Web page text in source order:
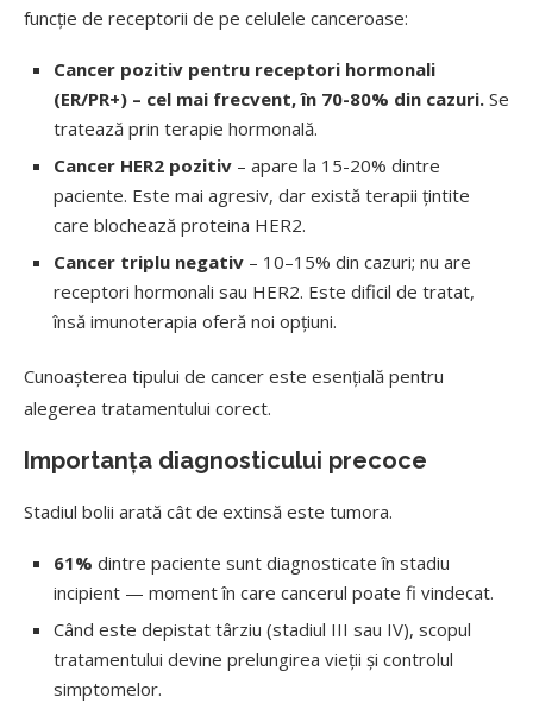
funcție de receptorii de pe celulele canceroase:
Cancer pozitiv pentru receptori hormonali
(ER/PR+) – cel mai frecvent, în 70-80% din cazuri. Se
tratează prin terapie hormonală.
Cancer HER2 pozitiv – apare la 15-20% dintre
paciente. Este mai agresiv, dar există terapii țintite
care blochează proteina HER2.
Cancer triplu negativ – 10–15% din cazuri; nu are
receptori hormonali sau HER2. Este dificil de tratat,
însă imunoterapia oferă noi opțiuni.
Cunoașterea tipului de cancer este esențială pentru
alegerea tratamentului corect.
Importanța diagnosticului precoce
Stadiul bolii arată cât de extinsă este tumora.
61% dintre paciente sunt diagnosticate în stadiu
incipient — moment în care cancerul poate fi vindecat.
Când este depistat târziu (stadiul III sau IV), scopul
tratamentului devine prelungirea vieții și controlul
simptomelor.